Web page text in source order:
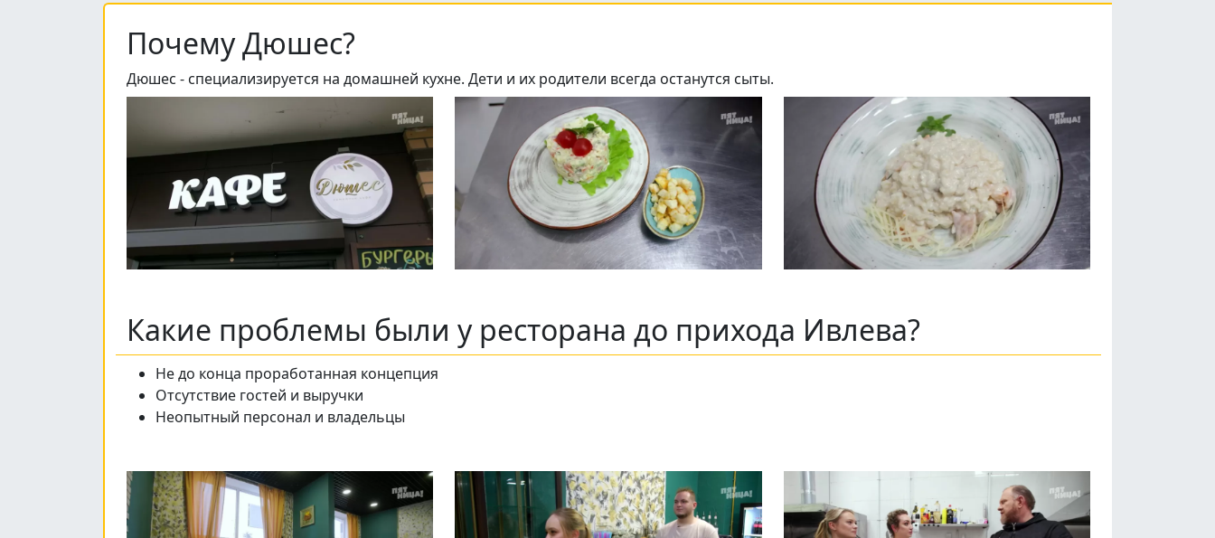
Почему Дюшес?
Дюшес - специализируется на домашней кухне. Дети и их родители всегда останутся сыты.
Какие проблемы были у ресторана до прихода Ивлева?
Не до конца проработанная концепция
Отсутствие гостей и выручки
Неопытный персонал и владельцы